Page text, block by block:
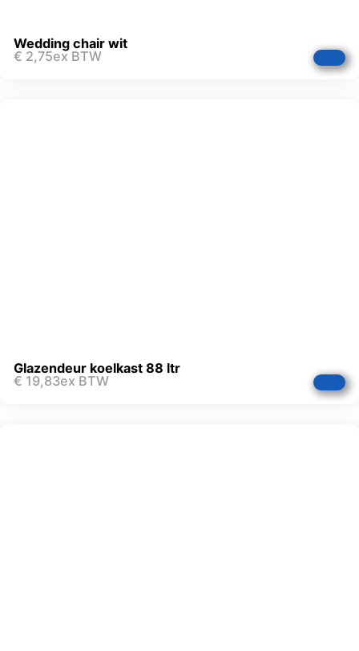
Wedding chair wit
€ 2,75ex BTW
Glazendeur koelkast 88 ltr
€ 19,83ex BTW